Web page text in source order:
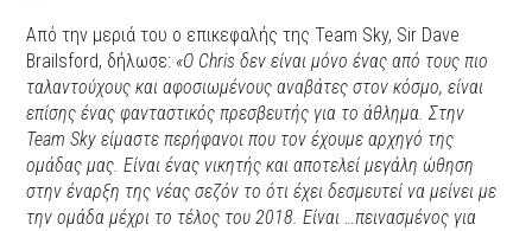
Από την μεριά του ο επικεφαλής της Team Sky, Sir Dave
Brailsford, δήλωσε: «Ο Chris δεν είναι μόνο ένας από τους πιο
ταλαντούχους και αφοσιωμένους αναβάτες στον κόσμο, είναι
επίσης ένας φανταστικός πρεσβευτής για το άθλημα. Στην
Team Sky είμαστε περήφανοι που τον έχουμε αρχηγό της
ομάδας μας. Είναι ένας νικητής και αποτελεί μεγάλη ώθηση
στην έναρξη της νέας σεζόν το ότι έχει δεσμευτεί να μείνει με
την ομάδα μέχρι το τέλος του 2018. Είναι …πεινασμένος για